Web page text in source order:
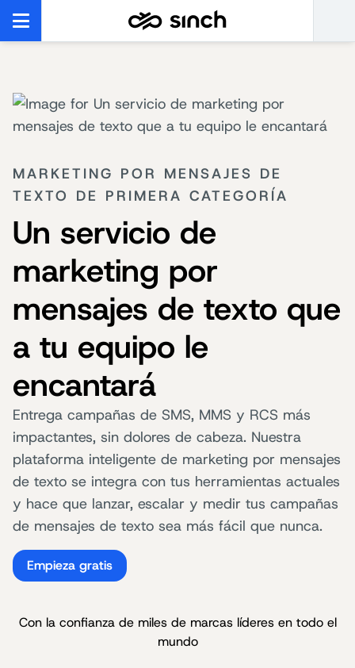
MARKETING POR MENSAJES DE
TEXTO DE PRIMERA CATEGORÍA
Un servicio de
marketing por
mensajes de texto que
a tu equipo le
encantará
Entrega campañas de SMS, MMS y RCS más
impactantes, sin dolores de cabeza. Nuestra
plataforma inteligente de marketing por mensajes
de texto se integra con tus herramientas actuales
y hace que lanzar, escalar y medir tus campañas
de mensajes de texto sea más fácil que nunca.
Empieza gratis
Con la confianza de miles de marcas líderes en todo el
mundo